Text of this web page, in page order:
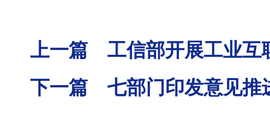
上一篇 工信部开展工业互
下一篇 七部门印发意见推